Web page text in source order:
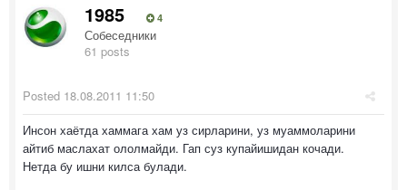
1985 4
Собеседники
61 posts
Posted 18.08.2011 11:50
Инсон хаётда хаммага хам уз сирларини, уз муаммоларини
айтиб маслахат ололмайди. Гап суз купайишидан кочади.
Нетда бу ишни килса булади.